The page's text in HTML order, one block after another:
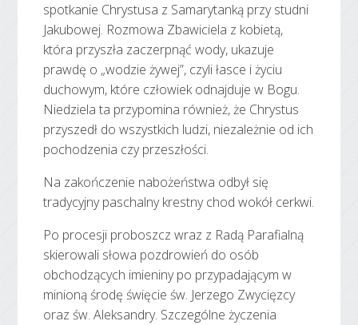
spotkanie Chrystusa z Samarytanką przy studni
Jakubowej. Rozmowa Zbawiciela z kobietą,
która przyszła zaczerpnąć wody, ukazuje
prawdę o „wodzie żywej”, czyli łasce i życiu
duchowym, które człowiek odnajduje w Bogu.
Niedziela ta przypomina również, że Chrystus
przyszedł do wszystkich ludzi, niezależnie od ich
pochodzenia czy przeszłości.
Na zakończenie nabożeństwa odbył się
tradycyjny paschalny krestny chod wokół cerkwi.
Po procesji proboszcz wraz z Radą Parafialną
skierowali słowa pozdrowień do osób
obchodzących imieniny po przypadającym w
minioną środę święcie św. Jerzego Zwycięzcy
oraz św. Aleksandry. Szczególne życzenia